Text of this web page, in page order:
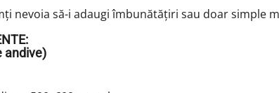
nevoia să-i adaugi îmbunătățiri sau doar simple
andive)